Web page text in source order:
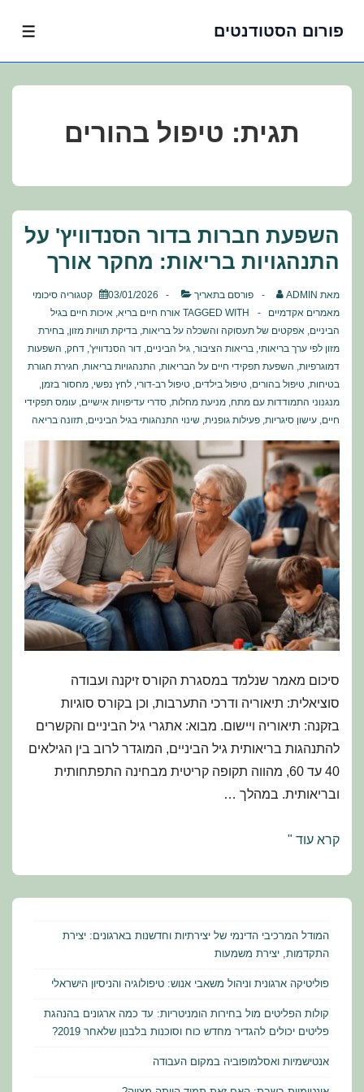
פורום הסטודנטים
תגית: טיפול בהורים
השפעת חברות בדור הסנדוויץ' על
התנהגויות בריאות: מחקר אורך
מאת ADMIN פורסם בתאריך 03/01/2026 קטגוריה סיכומי
מאמרים אקדמיים
TAGGED WITH אורח חיים בריא, איכות חיים בגיל
הביניים, אפקטים של תעסוקה והשכלה על בריאות, בדיקת תוויות מזון, בחירת
מזון לפי ערך בריאותי, בריאות הציבור, גיל הביניים, דור הסנדוויץ', דחק, השפעות
דמוגרפיות, השפעת תפקידי חיים על הבריאות, התנהגויות בריאות, חגירת חגורת
בטיחות, טיפול בהורים, טיפול בילדים, טיפול רב-דורי, לחץ נפשי, מחסור בזמן,
מנגנוני התמודדות עם מתח, מניעת מחלות, סדרי עדיפויות אישיים, עומס תפקידי
חיים, עישון סיגריות, פעילות גופנית, שינוי התנהגותי בגיל הביניים, תזונה בריאה
סיכום מאמר שנלמד במסגרת הקורס זיקנה ועבודה
סוציאלית: תיאוריה ודרכי התערבות, וכן בקורס סוגיות
בזקנה: תיאוריה ויישום. מבוא: אתגרי גיל הביניים והקשרים
להתנהגות בריאותית גיל הביניים, המוגדר לרוב בין הגילאים
40 עד 60, מהווה תקופה קריטית מבחינה התפתחותית
ובריאותית. במהלך …
השפעת
על
התנהגויות
בריאות:
אורך
קרא עוד "
המודל המרכיבי הדינמי של יצירתיות וחדשנות בארגונים: יצירת
התקדמות, יצירת משמעות
פוליטיקה ארגונית וניהול משאבי אנוש: טיפולוגיה והניסיון הישראלי
קולות הפליטים מול בחירות הומניטריות: עד כמה ארגונים בהנהגת
פליטים יכולים להגדיר מחדש כוח וסוכנות בלבנון שלאחר 2019?
אנטישמיות ואסלמופוביה במקום העבודה